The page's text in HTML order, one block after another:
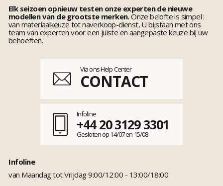
Elk seizoen opnieuw testen onze experten de nieuwe
modellen van de grootste merken.Onze belofte is simpel :
van materiaalkeuze tot naverkoop-dienst, U bijstaan met ons
team van experten voor een juiste en aangepaste keuze bij uw
behoeften.
Via ons Help Center
CONTACT
Infoline
+44 20 3129 3301
Gesloten op 14/07 en 15/08
Infoline
van Maandag tot Vrijdag 9:00/12:00 - 13:00/18:00